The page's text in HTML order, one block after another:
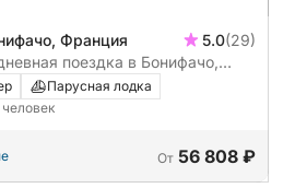
Франция 5.0(29)
поездка в Бонифачо,
Парусная лодка
человек
От 56 808 ₽